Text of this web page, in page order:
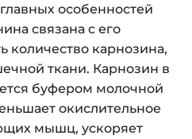
особенностей
связана с его
количество карнозина,
ткани. Карнозин в
буфером молочной
окислительное
мышц, ускоряет